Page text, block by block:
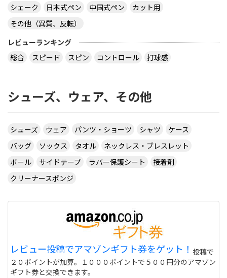
シェーク
日本式ペン 中国式ペン
カット用
その他（異質、反転）
レビューランキング
総合
スピード スピン コントロール 打球感
シューズ、ウェア、その他
シューズ ウェア パンツ・ショーツ シャツ
ケース
バッグ
ソックス タオル
ネックレス・ブレスレット
ボール
サイドテープ ラバー保護シート
接着剤
クリーナースポンジ
レビュー投稿でアマゾンギフト券をゲット！ 投稿で
２０ポイントが加算。１０００ポイントで５００円分のアマゾン
ギフト券と交換できます。